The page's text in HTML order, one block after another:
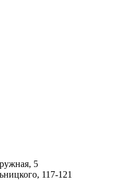
5
117-121